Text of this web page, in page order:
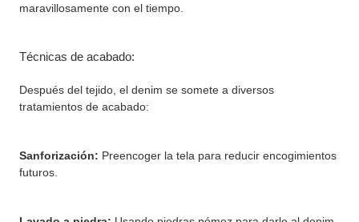
maravillosamente con el tiempo.
Técnicas de acabado:
Después del tejido, el denim se somete a diversos
tratamientos de acabado:
Sanforización: Preencoger la tela para reducir encogimientos
futuros.